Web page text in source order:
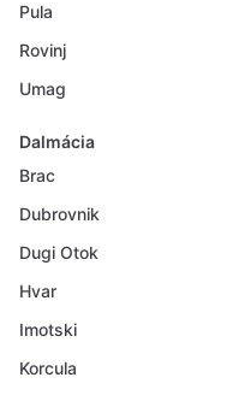
Pula
Rovinj
Umag
Dalmácia
Brac
Dubrovnik
Dugi Otok
Hvar
Imotski
Korcula